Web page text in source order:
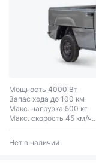
Мощность 4000 Вт
Запас хода до 100 км
Макс. нагрузка 500 кг
Макс. скорость 45 км/ч
Колеса R12
Нет в наличии